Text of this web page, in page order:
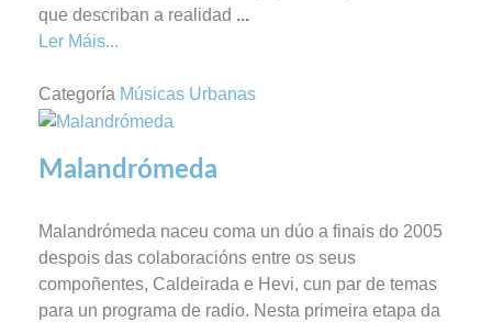
que describan a realidad ...
Ler Máis...
Categoría Músicas Urbanas
Malandrómeda
Malandrómeda naceu coma un dúo a finais do 2005
despois das colaboracións entre os seus
compoñentes, Caldeirada e Hevi, cun par de temas
para un programa de radio. Nesta primeira etapa da